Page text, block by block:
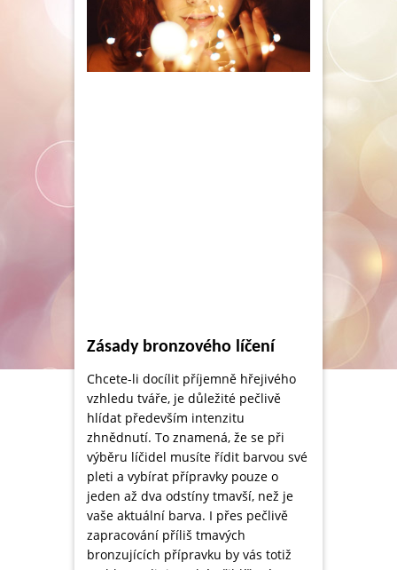
Zásady bronzového líčení
Chcete-li docílit příjemně hřejivého
vzhledu tváře, je důležité pečlivě
hlídat především intenzitu
zhnědnutí. To znamená, že se při
výběru líčidel musíte řídit barvou své
pleti a vybírat přípravky pouze o
jeden až dva odstíny tmavší, než je
vaše aktuální barva. I přes pečlivě
zapracování příliš tmavých
bronzujících přípravku by vás totiž